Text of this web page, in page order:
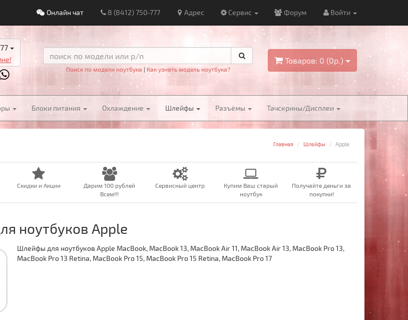
Онлайн чат 8 (8412) 750-777 Адрес Сервис Форум Войти
Поиск по модели ноутбука | Как узнать модель ноутбука?
Товаров: 0 (0р.)
Блоки питания Охлаждение Шлейфы Разъёмы Тачскрины/Дисплеи
Главная Шлейфы Apple
Скидки и Акции
Дарим 100 рублей
Всем!!!
Сервисный центр
Купим Ваш старый
ноутбук
Получайте деньги за
покупки!
ноутбуков Apple
Шлейфы для ноутбуков Apple MacBook, MacBook 13, MacBook Air 11, MacBook Air 13, MacBook Pro 13,
MacBook Pro 13 Retina, MacBook Pro 15, MacBook Pro 15 Retina, MacBook Pro 17